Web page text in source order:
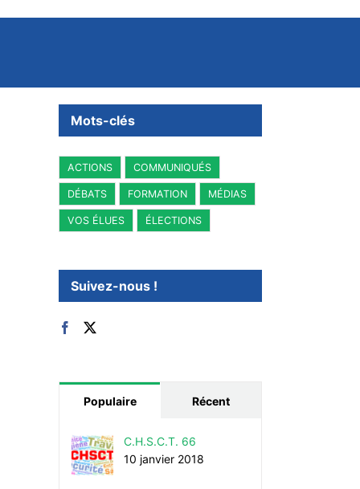
Mots-clés
ACTIONS COMMUNIQUÉS
DÉBATS FORMATION MÉDIAS
VOS ÉLUES ÉLECTIONS
Suivez-nous !
Populaire Récent
C.H.S.C.T. 66
10 janvier 2018